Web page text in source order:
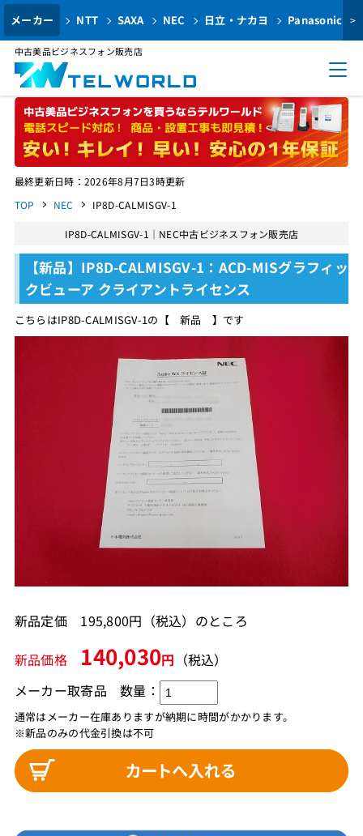
メーカー NTT SAXA NEC 日立・ナカヨ Panasonic >
中古美品ビジネスフォン販売店
最終更新日時：2026年8月7日3時更新
TOP
NEC IP8D-CALMISGV-1
IP8D-CALMISGV-1｜NEC中古ビジネスフォン販売店
【新品】IP8D-CALMISGV-1：ACD-MISグラフィッ
クビューア クライアントライセンス
こちらはIP8D-CALMISGV-1の【 新品 】です
新品定価 195,800円（税込）のところ
新品価格 140,030円 （税込）
メーカー取寄品
通常はメーカー在庫ありますが納期に時間がかかります。
※新品のみの代金引換は不可
数量：